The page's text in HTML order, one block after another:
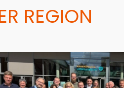
REGION